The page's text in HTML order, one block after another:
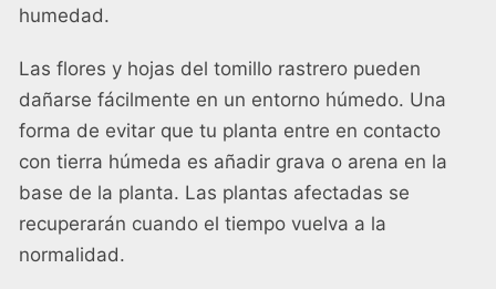
humedad.
Las flores y hojas del tomillo rastrero pueden
dañarse fácilmente en un entorno húmedo. Una
forma de evitar que tu planta entre en contacto
con tierra húmeda es añadir grava o arena en la
base de la planta. Las plantas afectadas se
recuperarán cuando el tiempo vuelva a la
normalidad.